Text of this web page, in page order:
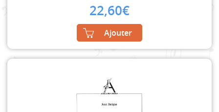
22,60€
Ajouter